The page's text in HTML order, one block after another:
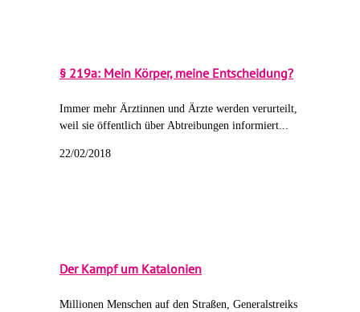
§ 219a: Mein Körper, meine Entscheidung?
Immer mehr Ärztinnen und Ärzte werden verurteilt,
weil sie öffentlich über Abtreibungen informiert...
22/02/2018
Der Kampf um Katalonien
Millionen Menschen auf den Straßen, Generalstreiks